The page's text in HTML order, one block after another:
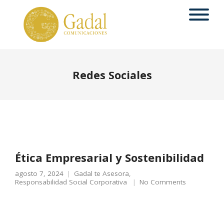
Redes Sociales
Ética Empresarial y Sostenibilidad
agosto 7, 2024 Gadal te Asesora,
Responsabilidad Social Corporativa
No Comments